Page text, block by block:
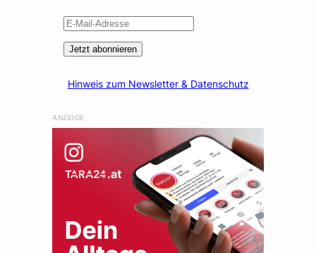
Jetzt abonnieren
Hinweis zum Newsletter & Datenschutz
ANZEIGE